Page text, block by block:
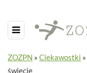
ZOZPN » Ciekawostki »
świecie